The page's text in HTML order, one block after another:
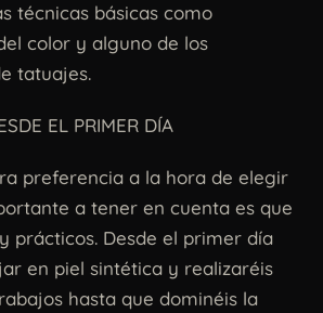
técnicas básicas como
color y alguno de los
tatuajes.
EL PRIMER DÍA
preferencia a la hora de elegir
a tener en cuenta es que
prácticos. Desde el primer día
en piel sintética y realizaréis
hasta que dominéis la